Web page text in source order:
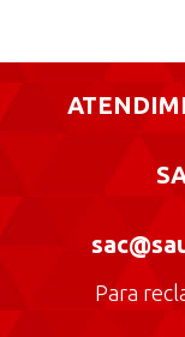
Para